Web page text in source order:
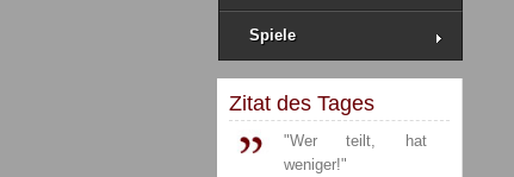
Spiele
Zitat des Tages
"Wer teilt, hat
weniger!"